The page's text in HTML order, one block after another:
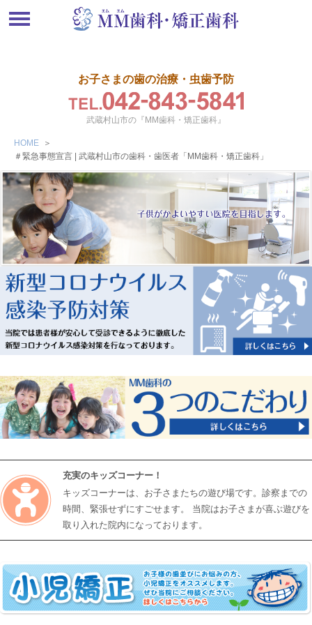
お子さまの歯の治療・虫歯予防
武蔵村山市の『MM歯科・矯正歯科』
HOME
＞
＃緊急事態宣言 | 武蔵村山市の歯科・歯医者「MM歯科・矯正歯科」
充実のキッズコーナー！
キッズコーナーは、お子さまたちの遊び場です。診察までの
時間、緊張せずにすごせます。 当院はお子さまが喜ぶ遊びを
取り入れた院内になっております。